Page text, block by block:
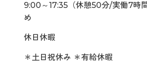
9:00～17:35（休憩50分/実働7時
め
休日休暇
＊土日祝休み ＊有給休暇